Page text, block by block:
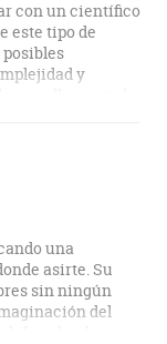
con un científico
este tipo de
y
que llega a todo
una
asirte. Su
sin ningún
del